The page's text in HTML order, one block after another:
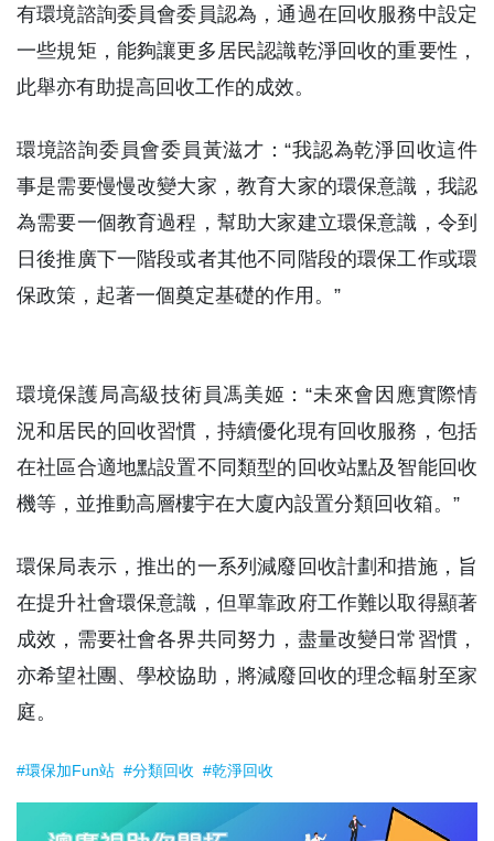
有環境諮詢委員會委員認為，通過在回收服務中設定
一些規矩，能夠讓更多居民認識乾淨回收的重要性，
此舉亦有助提高回收工作的成效。
環境諮詢委員會委員黃滋才：“我認為乾淨回收這件
事是需要慢慢改變大家，教育大家的環保意識，我認
為需要一個教育過程，幫助大家建立環保意識，令到
日後推廣下一階段或者其他不同階段的環保工作或環
保政策，起著一個奠定基礎的作用。”
環境保護局高級技術員馮美姬：“未來會因應實際情
況和居民的回收習慣，持續優化現有回收服務，包括
在社區合適地點設置不同類型的回收站點及智能回收
機等，並推動高層樓宇在大廈內設置分類回收箱。”
環保局表示，推出的一系列減廢回收計劃和措施，旨
在提升社會環保意識，但單靠政府工作難以取得顯著
成效，需要社會各界共同努力，盡量改變日常習慣，
亦希望社團、學校協助，將減廢回收的理念輻射至家
庭。
#環保加Fun站 #分類回收 #乾淨回收